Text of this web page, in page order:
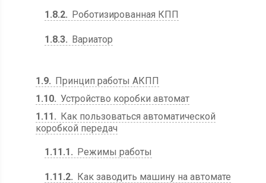
1.8.2 Роботизированная КПП
1.8.3 Вариатор
1.9
Принцип работы АКПП
1.10 Устройство коробки автомат
1.11
Как пользоваться автоматической
коробкой передач
1.11.1 Режимы работы
1.11.2 Как заводить машину на автомате